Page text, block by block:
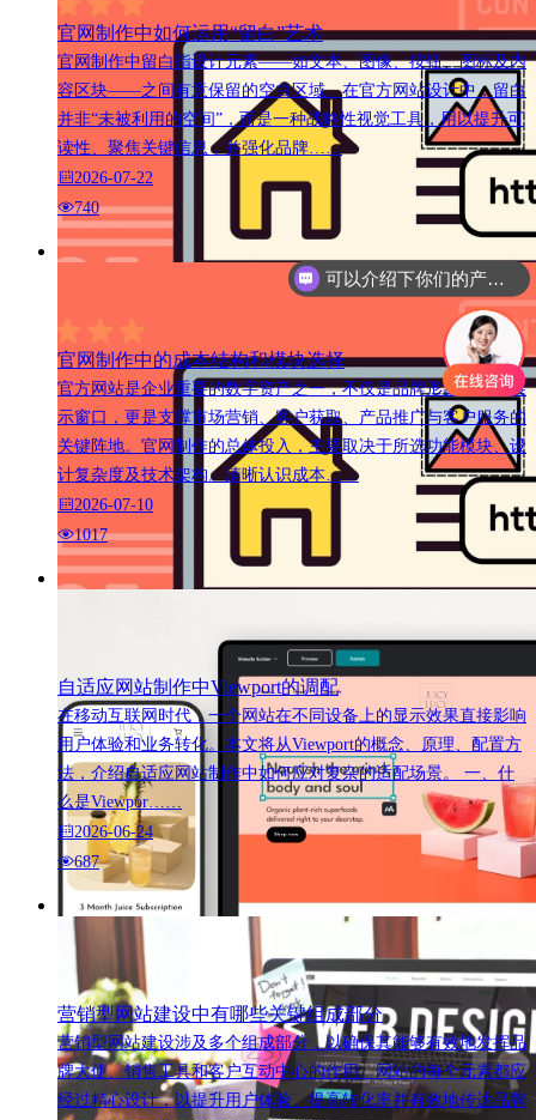
官网制作中如何运用“留白”艺术
官网制作中留白指设计元素——如文本、图像、按钮、图标及内
容区块——之间有意保留的空白区域。在官方网站设计中，留白
并非“未被利用的空间”，而是一种战略性视觉工具，用以提升可
读性、聚焦关键信息，并强化品牌……
2026-07-22
740
官网制作中的成本结构和模块选择
官方网站是企业重要的数字资产之一，不仅是品牌形象的线上展
示窗口，更是支撑市场营销、客户获取、产品推广与客户服务的
关键阵地。官网制作的总体投入，主要取决于所选功能模块、设
计复杂度及技术架构。清晰认识成本……
2026-07-10
1017
自适应网站制作中Viewport的调配
在移动互联网时代，一个网站在不同设备上的显示效果直接影响
用户体验和业务转化。本文将从Viewport的概念、原理、配置方
法，介绍自适应网站制作中如何应对复杂的适配场景。 一、什
么是Viewpor……
2026-06-24
687
营销型网站建设中有哪些关键组成部分
营销型网站建设涉及多个组成部分，以确保其能够有效地发挥品
牌大使、销售工具和客户互动中心的作用。网站的每个元素都应
经过精心设计，以提升用户体验、提高转化率并有效地传达品牌
可以介绍下你们的产品么